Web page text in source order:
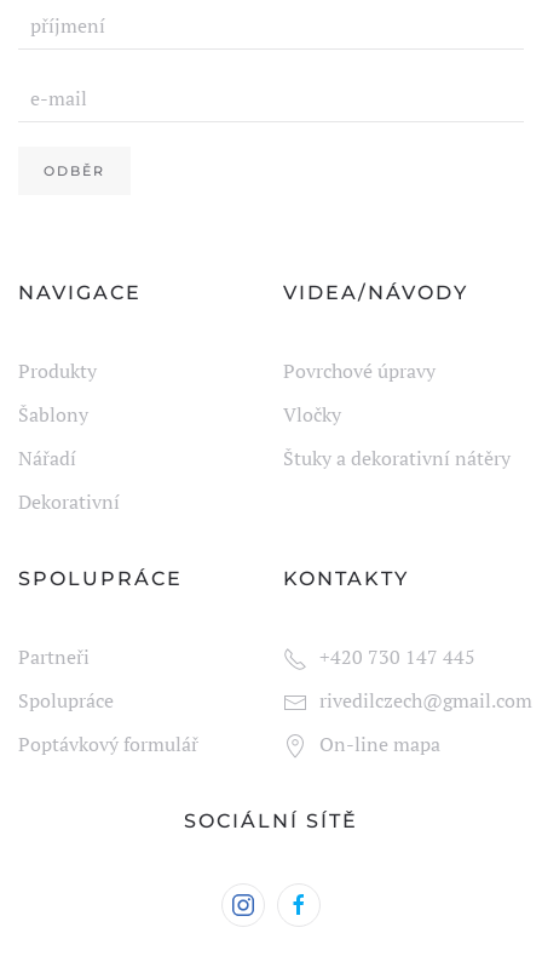
ODBĚR
NAVIGACE
Produkty
Šablony
Nářadí
Dekorativní
VIDEA/NÁVODY
Povrchové úpravy
Vločky
Štuky a dekorativní nátěry
SPOLUPRÁCE
Partneři
Spolupráce
Poptávkový formulář
KONTAKTY
+420 730 147 445
rivedilczech@gmail.com
On-line mapa
SOCIÁLNÍ SÍTĚ